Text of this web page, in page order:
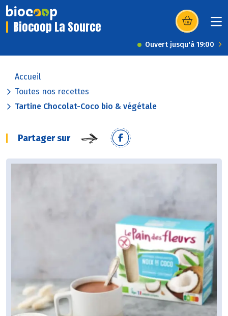
Biocoop La Source (s’ouvre dans
Ouvert jusqu'à 19:00
Accueil
Toutes nos recettes
Tartine Chocolat-Coco bio & végétale
Partager sur